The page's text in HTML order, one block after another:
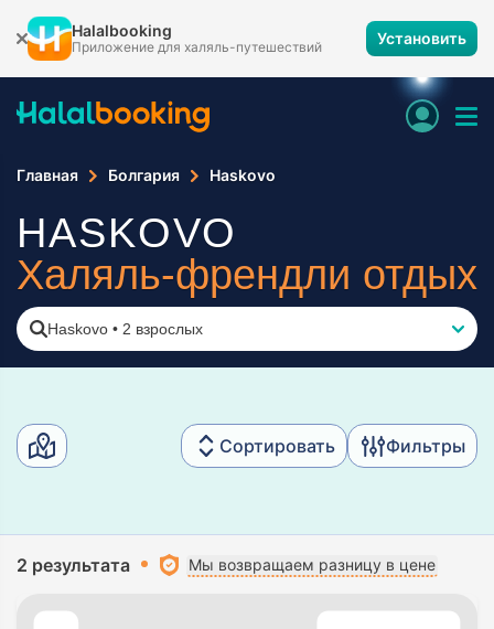
Halalbooking
Приложение для халяль-путешествий Установить
Главная Болгария Haskovo
HASKOVO
Халяль-френдли отдых
Haskovo • 2 взрослых
Сортировать Фильтры
2 результата Мы возвращаем разницу в цене